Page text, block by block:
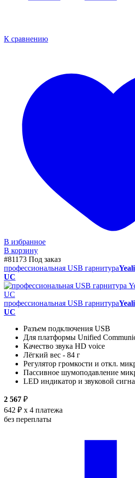
К сравнению
В избранное
В корзину
#81173 Под заказ
профессиональная USB гарнитура
UC
профессиональная USB гарнитура
UC
Разъем подключения USB
Для платформы Unified
Качество звука HD voice
Лёгкий вес - 84 г
Регулятор громкости и откл.
Пассивное шумоподавление
LED индикатор и звуковой
2 567 ₽
642 ₽ x 4 платежа
без переплаты